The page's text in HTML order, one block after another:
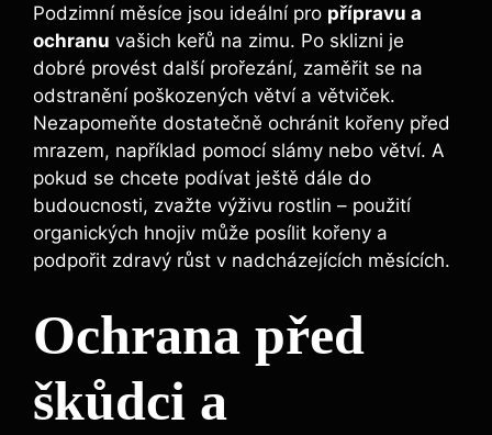
Podzimní měsíce jsou ideální pro přípravu a
ochranu vašich keřů na zimu. Po sklizni je
dobré provést další prořezání, zaměřit se na
odstranění poškozených větví a větviček.
Nezapomeňte dostatečně ochránit kořeny před
mrazem, například pomocí slámy nebo větví. A
pokud se chcete podívat ještě dále do
budoucnosti, zvažte výživu rostlin – použití
organických hnojiv může posílit kořeny a
podpořit zdravý růst v nadcházejících měsících.
Ochrana před
škůdci a